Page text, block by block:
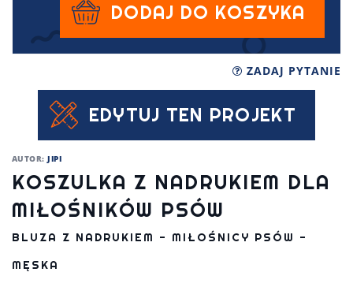
AUTOR:JIPI
KOSZULKA Z NADRUKIEM DLA
MIŁOŚNIKÓW PSÓW
BLUZA Z NADRUKIEM - MIŁOŚNICY PSÓW -
MĘSKA
DODAJ DO KOSZYKA
ZADAJ PYTANIE
EDYTUJ TEN PROJEKT